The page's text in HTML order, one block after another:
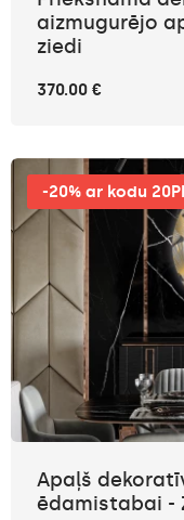
aizmugurējo
ziedi
370.00 €
-20% ar kodu
Apaļš
ēdamistabai -